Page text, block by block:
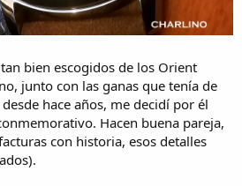
bien escogidos de los Orient
junto con las ganas que tenía de
hace años, me decidí por él
Hacen buena pareja,
con historia, esos detalles